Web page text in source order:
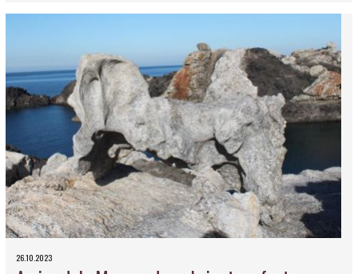
26.10.2023